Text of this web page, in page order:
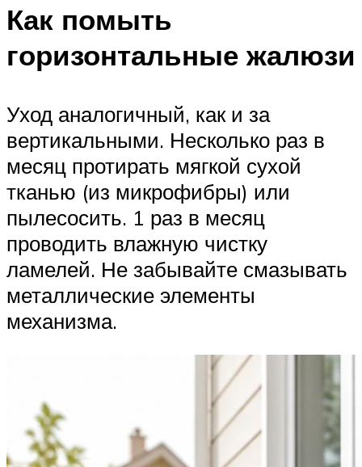
Как помыть
горизонтальные жалюзи
Уход аналогичный, как и за
вертикальными. Несколько раз в
месяц протирать мягкой сухой
тканью (из микрофибры) или
пылесосить. 1 раз в месяц
проводить влажную чистку
ламелей. Не забывайте смазывать
металлические элементы
механизма.